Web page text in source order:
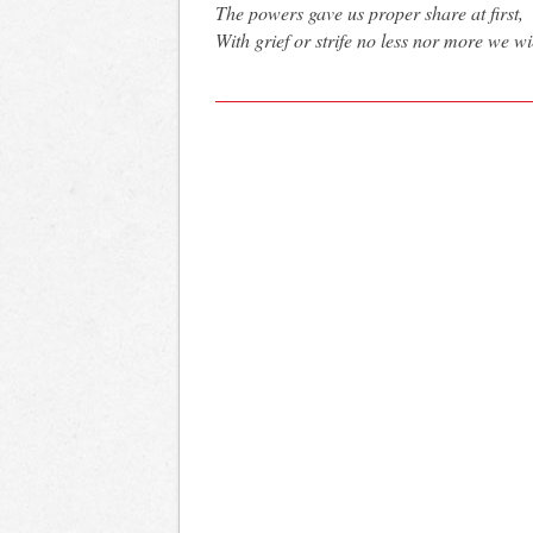
The powers gave us proper share at first,
With grief or strife no less nor more we